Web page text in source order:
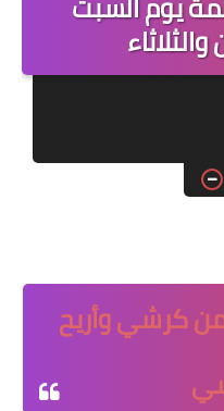
اليوم
التثبيت بعد الرجيم
شهر رمضان
وصفات الطعام
Diet
كرشي وأريح